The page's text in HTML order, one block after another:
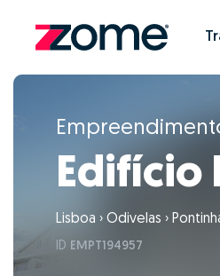
Edifício
Lisboa › Odivelas ›
ID EMPT194957